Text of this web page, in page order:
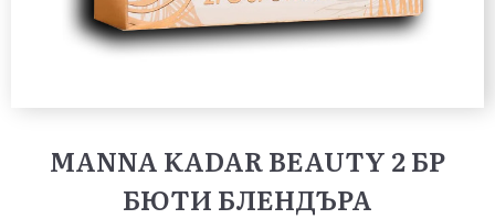
MANNA KADAR BEAUTY 2 БР
БЮТИ БЛЕНДЪРА